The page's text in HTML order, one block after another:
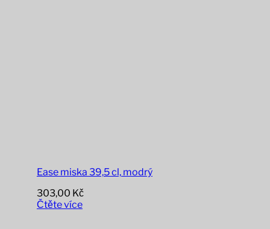
Ease miska 39,5 cl, modrý
303,00 Kč
Čtěte více